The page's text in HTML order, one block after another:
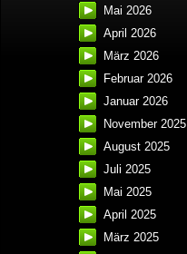
Mai 2026
April 2026
März 2026
Februar 2026
Januar 2026
November 2025
August 2025
Juli 2025
Mai 2025
April 2025
März 2025